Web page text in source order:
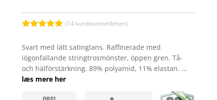
ud af 5
baseret på
kundebedøm
melser
(14 kundeanmeldelser)
Svart med lätt satinglans. Raffinerade med
iögonfallande stringtrosmönster, öppen gren. Tå-
och hälförstärkning. 89% polyamid, 11% elastan. …
læs mere her